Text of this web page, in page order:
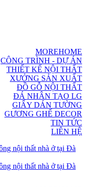
MOREHOME
CÔNG TRÌNH - DỰ ÁN
THIẾT KẾ NỘI THẤT
XƯỞNG SẢN XUẤT
ĐỒ GỖ NỘI THẤT
ĐÁ NHÂN TẠO LG
GIẤY DÁN TƯỜNG
GƯƠNG GHẾ DECOR
TIN TỨC
LIÊN HỆ